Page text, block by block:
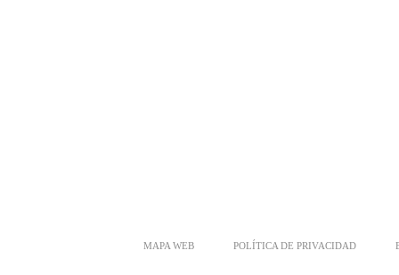
MAPA WEB POLÍTICA DE PRIVACIDAD